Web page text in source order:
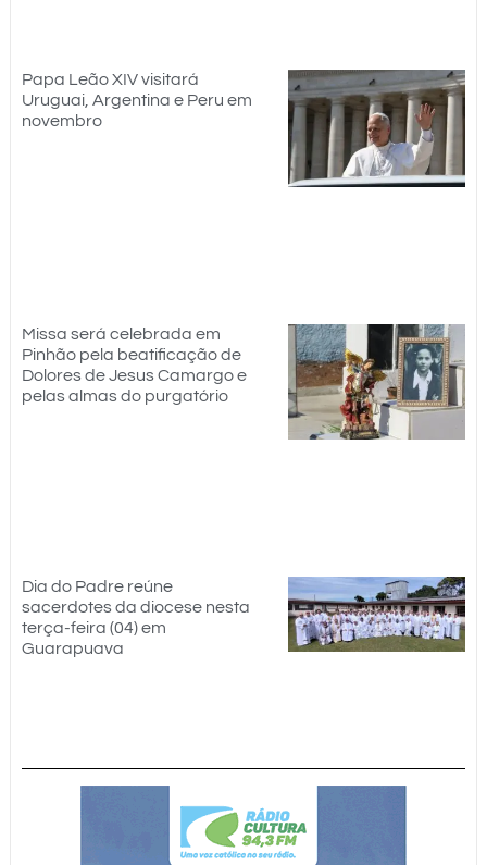
Papa Leão XIV visitará
Uruguai, Argentina e Peru em
novembro
Missa será celebrada em
Pinhão pela beatificação de
Dolores de Jesus Camargo e
pelas almas do purgatório
Dia do Padre reúne
sacerdotes da diocese nesta
terça-feira (04) em
Guarapuava